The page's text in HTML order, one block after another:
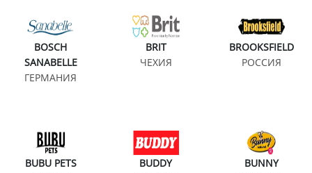
BOSCH
SANABELLE
ГЕРМАНИЯ
BRIT
ЧЕХИЯ
BROOKSFIELD
РОССИЯ
BUBU PETS
BUDDY
BUNNY